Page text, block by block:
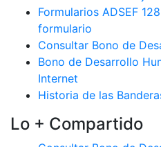
Formularios ADSEF
formulario
Consultar Bono de
Bono de Desarrollo
Internet
Historia de las
Lo + Compartido